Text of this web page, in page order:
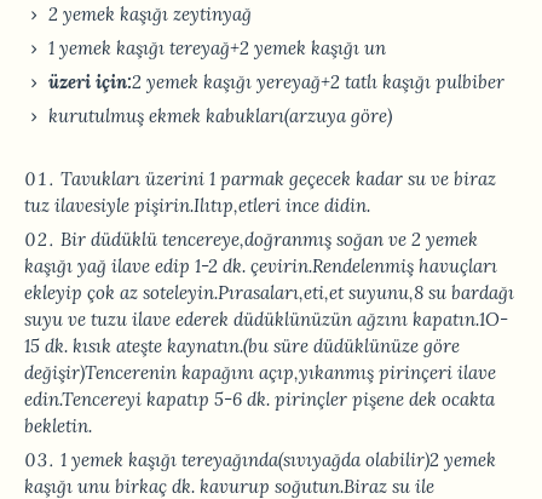
2 yemek kaşığı zeytinyağ
1 yemek kaşığı tereyağ+2 yemek kaşığı un
üzeri için:2 yemek kaşığı yereyağ+2 tatlı kaşığı pulbiber
kurutulmuş ekmek kabukları(arzuya göre)
Tavukları üzerini 1 parmak geçecek kadar su ve biraz
tuz ilavesiyle pişirin.Ilıtıp,etleri ince didin.
Bir düdüklü tencereye,doğranmış soğan ve 2 yemek
kaşığı yağ ilave edip 1-2 dk. çevirin.Rendelenmiş havuçları
ekleyip çok az soteleyin.Pırasaları,eti,et suyunu,8 su bardağı
suyu ve tuzu ilave ederek düdüklünüzün ağzını kapatın.1O-
15 dk. kısık ateşte kaynatın.(bu süre düdüklünüze göre
değişir)Tencerenin kapağını açıp,yıkanmış pirinçeri ilave
edin.Tencereyi kapatıp 5-6 dk. pirinçler pişene dek ocakta
bekletin.
1 yemek kaşığı tereyağında(sıvıyağda olabilir)2 yemek
kaşığı unu birkaç dk. kavurup soğutun.Biraz su ile